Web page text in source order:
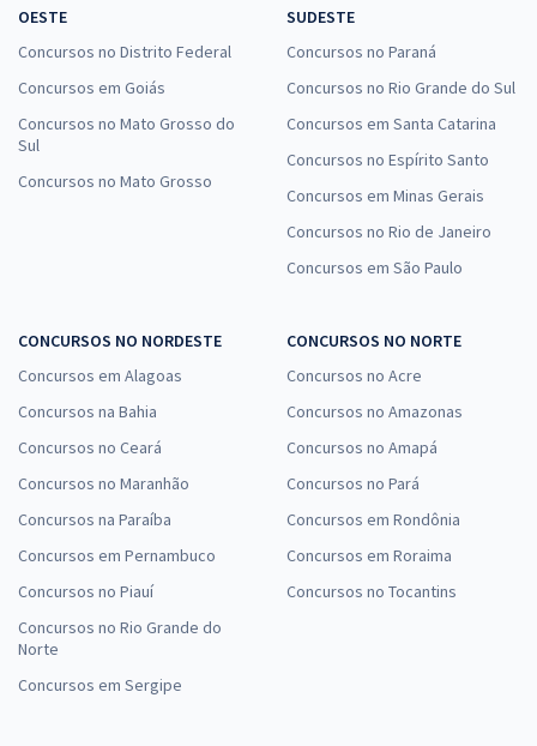
OESTE
Concursos no Distrito Federal
Concursos em Goiás
Concursos no Mato Grosso do
Sul
Concursos no Mato Grosso
SUDESTE
Concursos no Paraná
Concursos no Rio Grande do Sul
Concursos em Santa Catarina
Concursos no Espírito Santo
Concursos em Minas Gerais
Concursos no Rio de Janeiro
Concursos em São Paulo
CONCURSOS NO NORDESTE
Concursos em Alagoas
Concursos na Bahia
Concursos no Ceará
Concursos no Maranhão
Concursos na Paraíba
Concursos em Pernambuco
Concursos no Piauí
Concursos no Rio Grande do
Norte
Concursos em Sergipe
CONCURSOS NO NORTE
Concursos no Acre
Concursos no Amazonas
Concursos no Amapá
Concursos no Pará
Concursos em Rondônia
Concursos em Roraima
Concursos no Tocantins